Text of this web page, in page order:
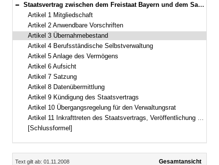
Bereich reduzieren
Staatsvertrag zwischen dem Freistaat Bayern und dem Saarland über die Zugehörigkeit der Mitglieder der Psychotherapeutenkammer des Saarlandes zur Bayerischen Ingenieurversorgung-Bau mit Psychotherapeutenversorgung Vom 10./21. April 2008 (Art. 1–11)
Artikel 1 Mitgliedschaft
Artikel 2 Anwendbare Vorschriften
Artikel 3 Übernahmebestand
Artikel 4 Berufsständische Selbstverwaltung
Artikel 5 Anlage des Vermögens
Artikel 6 Aufsicht
Artikel 7 Satzung
Artikel 8 Datenübermittlung
Artikel 9 Kündigung des Staatsvertrags
Artikel 10 Übergangsregelung für den Verwaltungsrat
Artikel 11 Inkrafttreten des Staatsvertrags, Veröffentlichung der anwendbaren Vorschriften
[Schlussformel]
Inhalt
Text gilt ab: 01.11.2008
Gesamtansicht